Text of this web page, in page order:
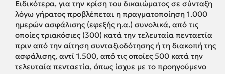
Ειδικότερα, για την κρίση του δικαιώματος σε σύνταξη
λόγω γήρατος προβλέπεται η πραγματοποίηση 1.000
ημερών ασφάλισης (εφεξής η.α.) συνολικά, από τις
οποίες τριακόσιες (300) κατά την τελευταία πενταετία
πριν από την αίτηση συνταξιοδότησης ή τη διακοπή της
ασφάλισης, αντί 1.500, από τις οποίες 500 κατά την
τελευταία πενταετία, όπως ίσχυε με το προηγούμενο